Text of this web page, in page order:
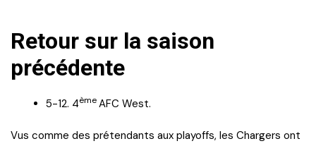
Retour sur la saison
précédente
5-12. 4èmeAFC West.
Vus comme des prétendants aux playoffs, les Chargers ont